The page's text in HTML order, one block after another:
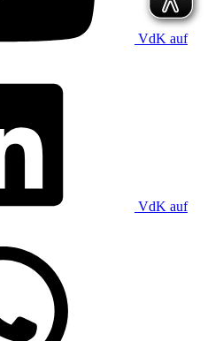
VdK auf
VdK auf